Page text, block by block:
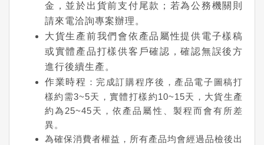
金，並於出貨前支付尾款；若為公務機關則
請來電洽詢專案辦理。
大貨生產前我們會依產品屬性提供電子樣稿
或實體產品打樣供客戶確認，確認無誤後方
進行後續生產。
作業時程 ：完成訂購程序後，產品電子圖稿打
樣約需3~5天，實體打樣約10~15天，大貨生產
約為25~45天，依產品屬性、製程而會有所差
異。
為確保消費者權益，所有產品均會經過品檢後出